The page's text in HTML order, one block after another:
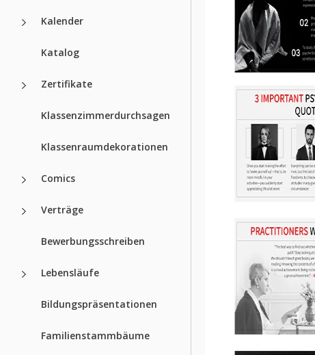
Kalender
Katalog
Zertifikate
Klassenzimmerdurchsagen
Klassenraumdekorationen
Comics
Verträge
Bewerbungsschreiben
Lebensläufe
Bildungspräsentationen
Familienstammbäume